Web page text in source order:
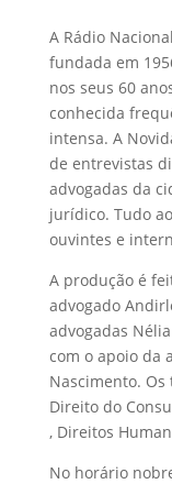
A Rádio
fundada em
nos seus 60
conhecida
intensa. A
de entrevistas
advogadas da
jurídico. Tudo
ouvintes e
A produção é
advogado
advogadas
com o apoio da
Nascimento. Os
Direito do
, Direitos
No horário